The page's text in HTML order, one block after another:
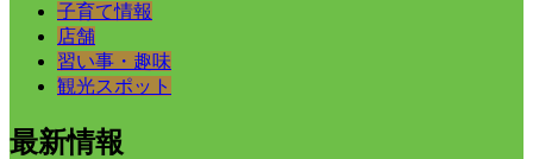
子育て情報
店舗
習い事・趣味
観光スポット
最新情報